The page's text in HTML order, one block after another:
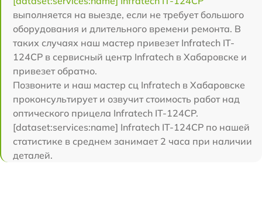
выполняется на выезде, если не требует большого
оборудования и длительного времени ремонта. В
таких случаях наш мастер привезет Infratech IT-
124CP в сервисный центр Infratech в Хабаровске и
привезет обратно.
Позвоните и наш мастер сц Infratech в Хабаровске
проконсультирует и озвучит стоимость работ над
оптического прицела Infratech IT-124CP.
[dataset:services:name] Infratech IT-124CP по нашей
статистике в среднем занимает 2 часа при наличии
деталей.